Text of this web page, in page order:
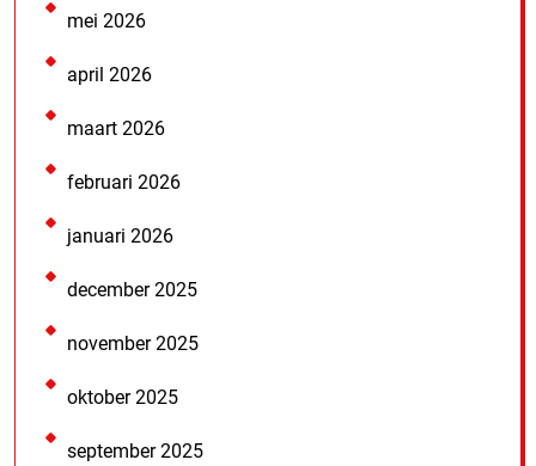
mei 2026
april 2026
maart 2026
februari 2026
januari 2026
december 2025
november 2025
oktober 2025
september 2025